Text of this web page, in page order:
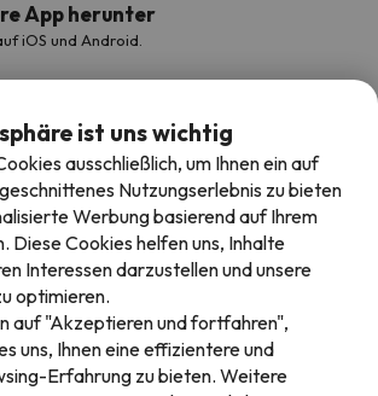
App herunter
iOS und Android.
ist uns wichtig
ausschließlich, um Ihnen ein auf
Nutzungserlebnis zu bieten
Werbung basierend auf Ihrem
Diese Cookies helfen uns, Inhalte
Interessen darzustellen und unsere
optimieren.
auf "Akzeptieren und fortfahren",
uns, Ihnen eine effizientere und
Erfahrung zu bieten. Weitere